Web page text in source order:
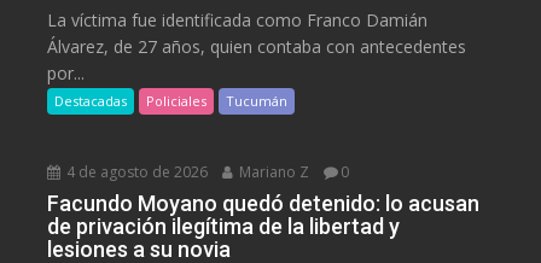
La víctima fue identificada como Franco Damián
Álvarez, de 27 años, quien contaba con antecedentes
por...
Destacadas Policiales Tucumán
4 de agosto de 2026 Mariano Z 0
Facundo Moyano quedó detenido: lo acusan
de privación ilegítima de la libertad y
lesiones a su novia